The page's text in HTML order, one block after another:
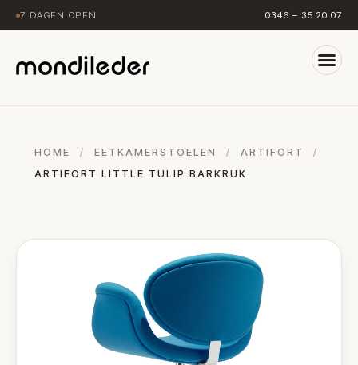
7 DAGEN OPEN 0346 – 35 20 07
HOME / EETKAMERSTOELEN / ARTIFORT
/
ARTIFORT LITTLE TULIP BARKRUK